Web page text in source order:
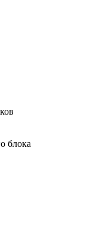
блока